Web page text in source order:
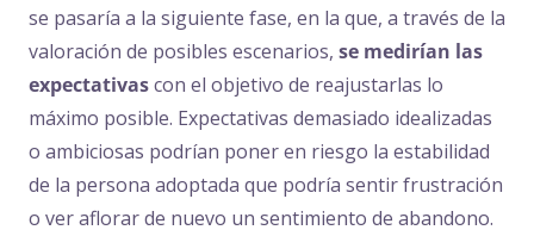
se pasaría a la siguiente fase, en la que, a través de la
valoración de posibles escenarios, se medirían las
expectativascon el objetivo de reajustarlas lo
máximo posible. Expectativas demasiado idealizadas
o ambiciosas podrían poner en riesgo la estabilidad
de la persona adoptada que podría sentir frustración
o ver aflorar de nuevo un sentimiento de abandono.